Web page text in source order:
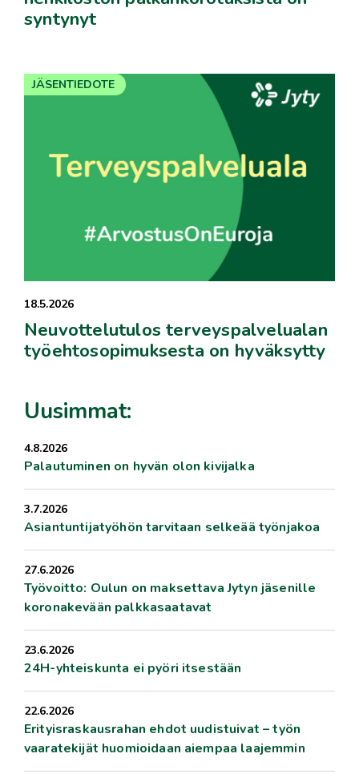
syntynyt
18.5.2026
Neuvottelutulos terveyspalvelualan
työehtosopimuksesta on hyväksytty
JÄSENTIEDOTE
Uusimmat:
4.8.2026
Palautuminen on hyvän olon kivijalka
3.7.2026
Asiantuntijatyöhön tarvitaan selkeää työnjakoa
27.6.2026
Työvoitto: Oulun on maksettava Jytyn jäsenille
koronakevään palkkasaatavat
23.6.2026
24H-yhteiskunta ei pyöri itsestään
22.6.2026
Erityisraskausrahan ehdot uudistuivat – työn
vaaratekijät huomioidaan aiempaa laajemmin